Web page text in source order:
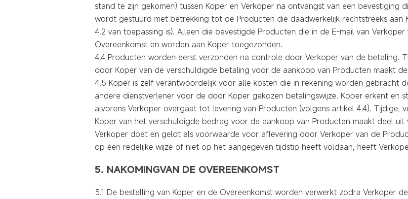
stand te zijn gekomen) tussen Koper en Verkoper na ontvangst van een bevestiging
wordt gestuurd met betrekking tot de Producten die daadwerkelijk rechtstreeks aan
4.2 van toepassing is). Alleen die bevestigde Producten die in de E-mail van
Overeenkomst en worden aan Koper toegezonden.
4.4 Producten worden eerst verzonden na controle door Verkoper van de betaling.
door Koper van de verschuldigde betaling voor de aankoop van Producten maakt
4.5 Koper is zelf verantwoordelijk voor alle kosten die in rekening worden gebracht
andere dienstverlener voor de door Koper gekozen betalingswijze. Koper erkent en
alvorens Verkoper overgaat tot levering van Producten (volgens artikel 4.4).
Koper van het verschuldigde bedrag voor de aankoop van Producten maakt deel
Verkoper doet en geldt als voorwaarde voor aflevering door Verkoper van de
op een redelijke wijze of niet op het aangegeven tijdstip heeft voldaan, heeft
5. NAKOMINGVAN DE OVEREENKOMST
5.1 De bestelling van Koper en de Overeenkomst worden verwerkt zodra Verkoper